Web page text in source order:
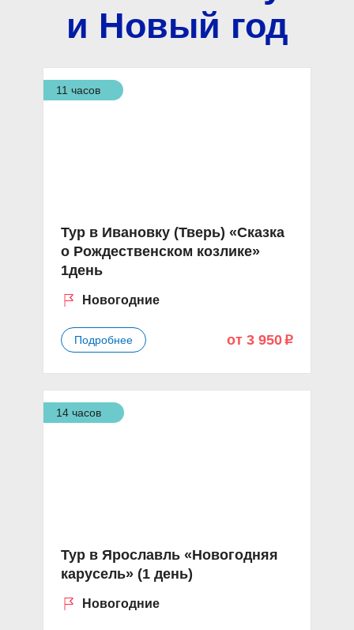
и Новый год
11 часов
Тур в Ивановку (Тверь) «Сказка
о Рождественском козлике»
1день
Новогодние
Подробнее от 3 950 p
14 часов
Тур в Ярославль «Новогодняя
карусель» (1 день)
Новогодние